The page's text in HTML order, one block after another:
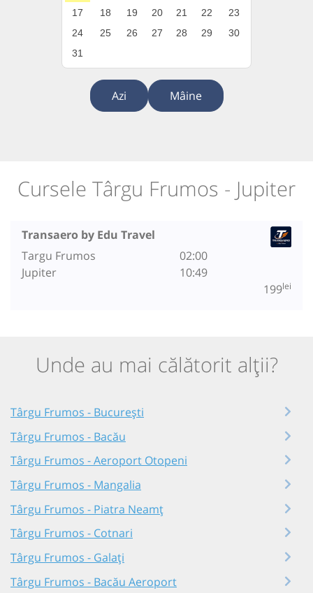
17
18 19 20 21 22
23
24
25 26 27 28 29
30
31
Azi Mâine
Cursele Târgu Frumos - Jupiter
Transaero by Edu Travel
Targu Frumos
Jupiter
02:00
10:49
199lei
Unde au mai călătorit alții?
Târgu Frumos - București
Târgu Frumos - Bacău
Târgu Frumos - Aeroport Otopeni
Târgu Frumos - Mangalia
Târgu Frumos - Piatra Neamț
Târgu Frumos - Cotnari
Târgu Frumos - Galați
Târgu Frumos - Bacău Aeroport